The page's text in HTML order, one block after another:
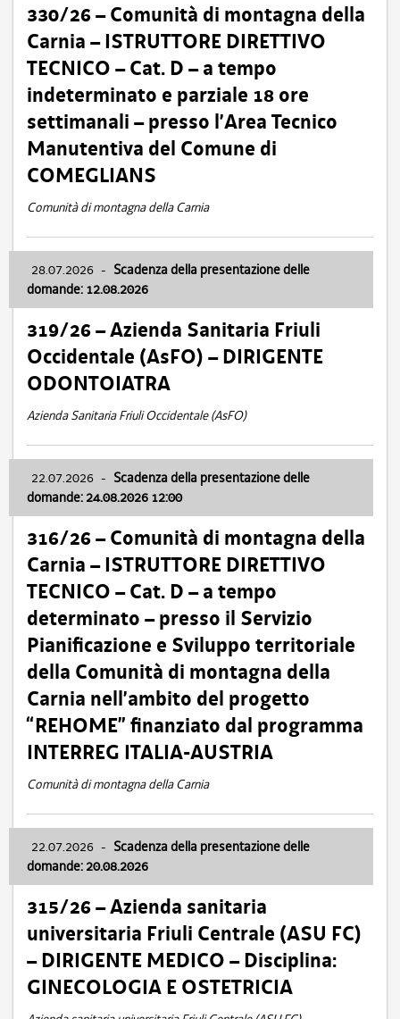
330/26 – Comunità di montagna della
Carnia – ISTRUTTORE DIRETTIVO
TECNICO – Cat. D – a tempo
indeterminato e parziale 18 ore
settimanali – presso l’Area Tecnico
Manutentiva del Comune di
COMEGLIANS
Comunità di montagna della Carnia
28.07.2026 - Scadenza della presentazione delle
domande: 12.08.2026
319/26 – Azienda Sanitaria Friuli
Occidentale (AsFO) – DIRIGENTE
ODONTOIATRA
Azienda Sanitaria Friuli Occidentale (AsFO)
22.07.2026 - Scadenza della presentazione delle
domande: 24.08.2026 12:00
316/26 – Comunità di montagna della
Carnia – ISTRUTTORE DIRETTIVO
TECNICO – Cat. D – a tempo
determinato – presso il Servizio
Pianificazione e Sviluppo territoriale
della Comunità di montagna della
Carnia nell’ambito del progetto
“REHOME” finanziato dal programma
INTERREG ITALIA-AUSTRIA
Comunità di montagna della Carnia
22.07.2026 - Scadenza della presentazione delle
domande: 20.08.2026
315/26 – Azienda sanitaria
universitaria Friuli Centrale (ASU FC)
– DIRIGENTE MEDICO – Disciplina:
GINECOLOGIA E OSTETRICIA